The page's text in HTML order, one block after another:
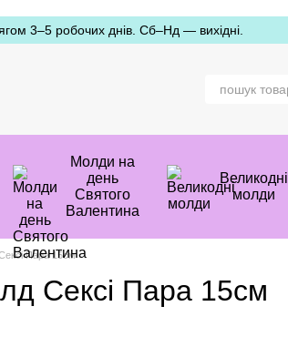
3–5 робочих днів. Сб–Нд — вихідні.
Молди на
день
Святого
Валентина
Великодні
молди
Пара 15см
Сексі Пара 15см